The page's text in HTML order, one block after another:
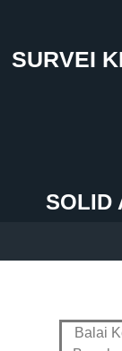
SURVEI
SOLID
Balai